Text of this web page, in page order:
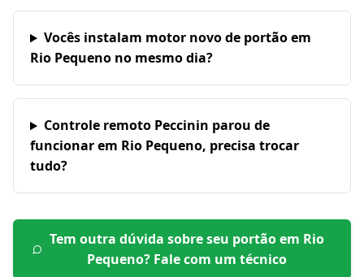
Vocês instalam motor novo de portão em
Rio Pequeno no mesmo dia?
Controle remoto Peccinin parou de
funcionar em Rio Pequeno, precisa trocar
tudo?
Tem outra dúvida sobre seu portão em Rio
Pequeno? Fale com um técnico